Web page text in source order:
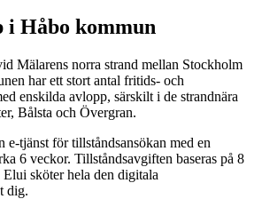
i Håbo kommun
Mälarens norra strand mellan Stockholm
har ett stort antal fritids- och
enskilda avlopp, särskilt i de strandnära
Bålsta och Övergran.
e-tjänst för tillståndsansökan med en
6 veckor. Tillståndsavgiften baseras på 8
sköter hela den digitala
dig.